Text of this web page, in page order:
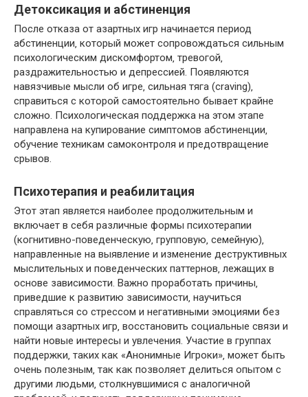
Детоксикация и абстиненция
После отказа от азартных игр начинается период
абстиненции‚ который может сопровождаться сильным
психологическим дискомфортом‚ тревогой‚
раздражительностью и депрессией. Появляются
навязчивые мысли об игре‚ сильная тяга (craving)‚
справиться с которой самостоятельно бывает крайне
сложно. Психологическая поддержка на этом этапе
направлена на купирование симптомов абстиненции‚
обучение техникам самоконтроля и предотвращение
срывов.
Психотерапия и реабилитация
Этот этап является наиболее продолжительным и
включает в себя различные формы психотерапии
(когнитивно-поведенческую‚ групповую‚ семейную)‚
направленные на выявление и изменение деструктивных
мыслительных и поведенческих паттернов‚ лежащих в
основе зависимости. Важно проработать причины‚
приведшие к развитию зависимости‚ научиться
справляться со стрессом и негативными эмоциями без
помощи азартных игр‚ восстановить социальные связи и
найти новые интересы и увлечения. Участие в группах
поддержки‚ таких как «Анонимные Игроки»‚ может быть
очень полезным‚ так как позволяет делиться опытом с
другими людьми‚ столкнувшимися с аналогичной